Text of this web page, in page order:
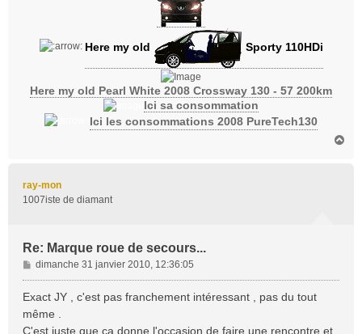
Here my old Sporty 110HDi
Here my old Pearl White 2008 Crossway 130 - 57 200km
Ici sa consommation
Ici les consommations 2008 PureTech130
ray-mon
1007iste de diamant
Re: Marque roue de secours...
M
e
s
s
dimanche 31 janvier 2010, 12:36:05
Exact JY , c'est pas franchement intéressant , pas du tout
même .
C'est juste que ça donne l'occasion de faire une rencontre et